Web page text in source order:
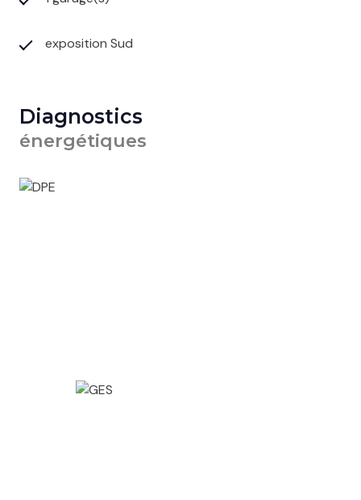
exposition Sud
Diagnostics
énergétiques